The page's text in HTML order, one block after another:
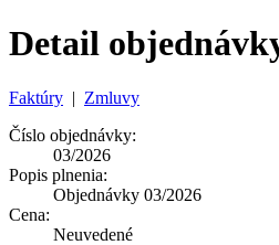
Detail
Faktúry | Zmluvy
Číslo objednávky:
03/2026
Popis plnenia:
Objednávky 03/2026
Cena:
Neuvedené